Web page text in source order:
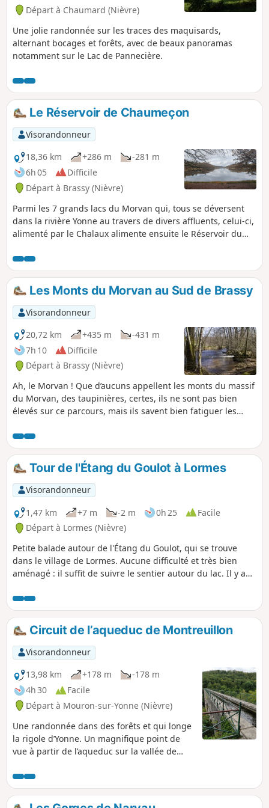
Départ à Chaumard (Nièvre)
Une jolie randonnée sur les traces des maquisards,
alternant bocages et forêts, avec de beaux panoramas
notamment sur le Lac de Pannecière.
Le Réservoir de Chaumeçon
Visorandonneur
18,36 km
+286 m
-281 m
6h 05
Difficile
Départ à Brassy (Nièvre)
Parmi les 7 grands lacs du Morvan qui, tous se déversent
dans la rivière Yonne au travers de divers affluents, celui-ci,
alimenté par le Chalaux alimente ensuite le Réservoir du
viennent grossir la Cure. Ce système permet de réguler
l'Yonne, l'enfant terrible de la Seine comme les Icaunais
aiment le rappeler.
Les Monts du Morvan au Sud de Brassy
Visorandonneur
20,72 km
+435 m
-431 m
7h 10
Difficile
Départ à Brassy (Nièvre)
Ah, le Morvan ! Que d’aucuns appellent les monts du massif
du Morvan, des taupinières, certes, ils ne sont pas bien
élevés sur ce parcours, mais ils savent bien fatiguer les
et autres feuillus sur des chemins sablonneux ou
granitiques suivant les endroits, avec ou sans tapis végétal,
mais avec une vie animale et végétale intense, celle-ci offre
de très beaux points de vue depuis ces collines aux
horizons intéressants.
Tour de l'Étang du Goulot à Lormes
Visorandonneur
1,47 km
+7 m -2 m 0h 25
Facile
Départ à Lormes (Nièvre)
Petite balade autour de l'Étang du Goulot, qui se trouve
dans le village de Lormes. Aucune difficulté et très bien
aménagé : il suffit de suivre le sentier autour du lac. Il y a
de santé.
Circuit de l’aqueduc de Montreuillon
Visorandonneur
13,98 km
+178 m
-178 m
4h 30
Facile
Départ à Mouron-sur-Yonne (Nièvre)
Une randonnée dans des forêts et qui longe
la rigole d’Yonne. Un magnifique point de
vue à partir de l’aqueduc sur la vallée de